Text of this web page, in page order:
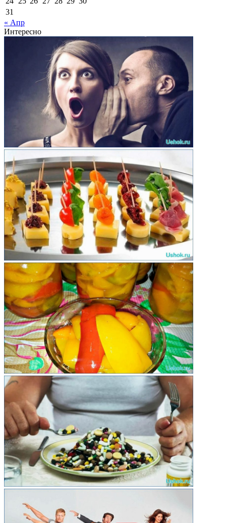
31
« Апр
Интересно